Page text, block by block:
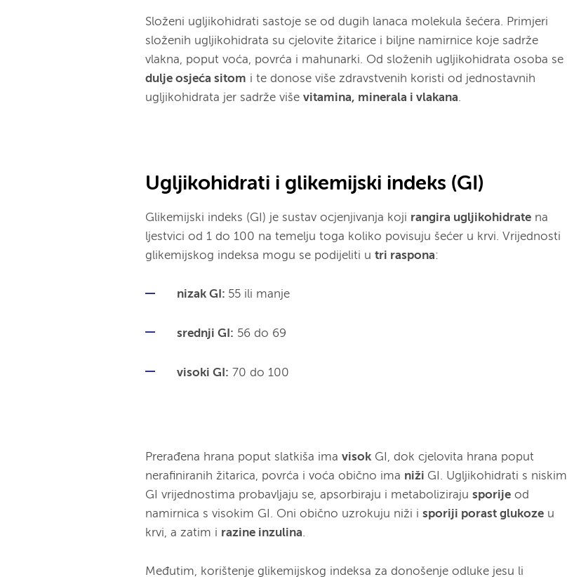
Složeni ugljikohidrati sastoje se od dugih lanaca molekula šećera. Primjeri
složenih ugljikohidrata su cjelovite žitarice i biljne namirnice koje sadrže
vlakna, poput voća, povrća i mahunarki. Od složenih ugljikohidrata osoba se
dulje osjeća sitom i te donose više zdravstvenih koristi od jednostavnih
ugljikohidrata jer sadrže viševitamina, minerala i vlakana.
Ugljikohidrati i glikemijski indeks (GI)
Glikemijski indeks (GI) je sustav ocjenjivanja koji rangira ugljikohidrate na
ljestvici od 1 do 100 na temelju toga koliko povisuju šećer u krvi. Vrijednosti
glikemijskog indeksa mogu se podijeliti utri raspona:
nizak GI: 55 ili manje
srednji GI: 56 do 69
visoki GI: 70 do 100
Prerađena hrana poput slatkiša imavisok GI, dok cjelovita hrana poput
nerafiniranih žitarica, povrća i voća obično ima niži GI. Ugljikohidrati s niskim
GI vrijednostima probavljaju se, apsorbiraju i metabolizirajusporije od
namirnica s visokim GI. Oni obično uzrokuju niži isporiji porast glukoze u
krvi, a zatim i razine inzulina.
Međutim, korištenje glikemijskog indeksa za donošenje odluke jesu li